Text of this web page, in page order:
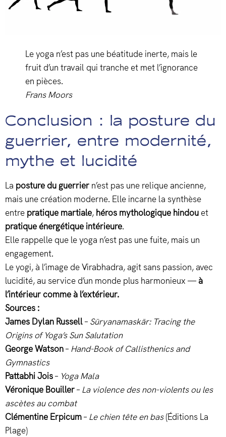
Le yoga n’est pas une béatitude inerte, mais le
fruit d’un travail qui tranche et met l’ignorance
en pièces.
Frans Moors
Conclusion : la posture du
guerrier, entre modernité,
mythe et lucidité
La posture du guerrier n’est pas une relique ancienne,
mais une création moderne. Elle incarne la synthèse
entre pratique martiale, héros mythologique hindou et
pratique énergétique intérieure.
Elle rappelle que le yoga n’est pas une fuite, mais un
engagement.
Le yogi, à l’image de Virabhadra, agit sans passion, avec
lucidité, au service d’un monde plus harmonieux —à
l’intérieur comme à l’extérieur.
Sources :
James Dylan Russell– Sūryanamaskār: Tracing the
Origins of Yoga’s Sun Salutation
George Watson– Hand-Book of Callisthenics and
Gymnastics
Pattabhi Jois– Yoga Mala
Véronique Bouiller– La violence des non-violents ou les
ascètes au combat
Clémentine Erpicum– Le chien tête en bas(Éditions La
Plage)